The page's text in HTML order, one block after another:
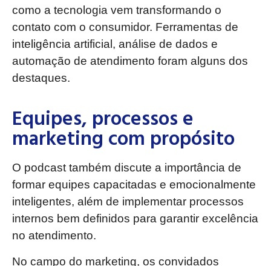
como a tecnologia vem transformando o
contato com o consumidor. Ferramentas de
inteligência artificial, análise de dados e
automação de atendimento foram alguns dos
destaques.
Equipes, processos e
marketing com propósito
O podcast também discute a importância de
formar equipes capacitadas e emocionalmente
inteligentes, além de implementar processos
internos bem definidos para garantir excelência
no atendimento.
No campo do marketing, os convidados